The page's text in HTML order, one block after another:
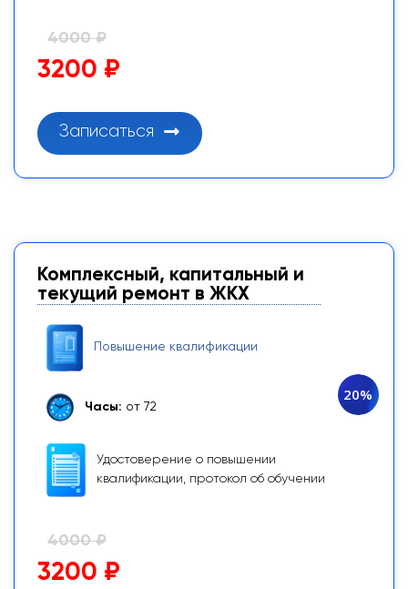
4000 ₽
3200 ₽
Записаться
Комплексный, капитальный и
текущий ремонт в ЖКХ
Повышение квалификации
Часы: от 72
Удостоверение о повышении
квалификации, протокол об обучении
20%
4000 ₽
3200 ₽